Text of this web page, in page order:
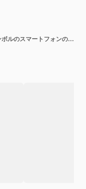
電子支払いコンセプトのためのドルシンボルのスマートフォンの3Dイラスト